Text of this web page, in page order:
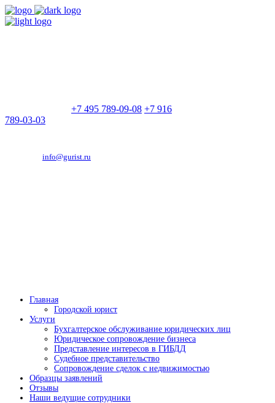
+7 495 789-09-08 +7 916
789-03-03
info@gurist.ru
Главная
Городской юрист
Услуги
Бухгалтерское обслуживание юридических лиц
Юридическое сопровождение бизнеса
Представление интересов в ГИБДД
Судебное представительство
Сопровождение сделок с недвижимостью
Образцы заявлений
Отзывы
Наши ведущие сотрудники